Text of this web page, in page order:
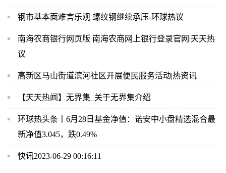
钢市基本面难言乐观 螺纹钢继续承压-环球热议
南海农商银行网页版 南海农商网上银行登录官网|天天热
议
高新区马山街道滨河社区开展便民服务活动|热资讯
【天天热闻】无界集_关于无界集介绍
环球热头条丨6月28日基金净值：诺安中小盘精选混合最
新净值3.045，跌0.49%
快讯2023-06-29 00:16:11